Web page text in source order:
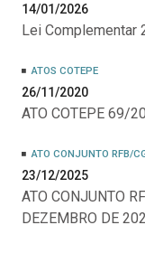
14/01/2026
Lei Complementar
ATOS COTEPE
26/11/2020
ATO COTEPE 69/20
ATO CONJUNTO RFB/
23/12/2025
ATO CONJUNTO
DEZEMBRO DE